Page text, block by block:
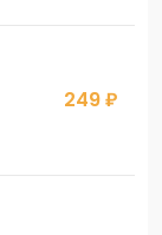
249 ₽